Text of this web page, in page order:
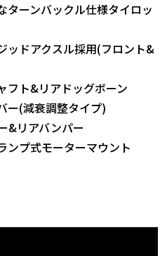
ーンバックル仕様タイロッ
ドアクスル採用(フロント&
フト&リアドッグボーン
ー(減衰調整タイプ)
&リアバンパー
ンプ式モーターマウント